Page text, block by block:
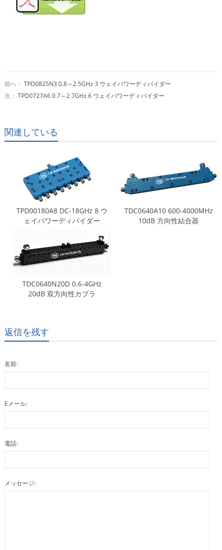
前へ： TPD0825N3 0.8～2.5GHz 3 ウェイパワーディバイダー
次： TPD0727A6 0.7～2.7GHz 6 ウェイパワーディバイダー
関連している
TPD00180A8 DC-18GHz 8 ウ
ェイパワーディバイダー
TDC0640A10 600-4000MHz
10dB 方向性結合器
TDC0640N20D 0.6-4GHz
20dB 双方向性カプラ
返信を残す
名前:
Eメール:
電話:
メッセージ: